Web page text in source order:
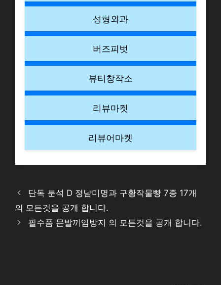
성형외과
버즈피벗
뷰티창작소
리뷰마켓
리뷰어마켓
단독 분석 D 정남미명과 구황작물빵 7종 17개
의 모든것을 공개 합니다.
필수품 문발끼임방지 의 모든것을 공개 합니다.